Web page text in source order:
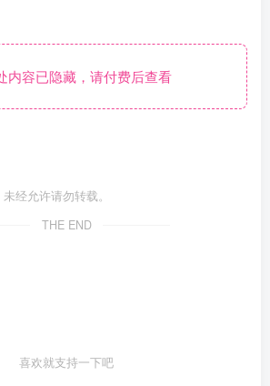
容已隐藏，请付费后查看
经允许请勿转载。
THE END
喜欢就支持一下吧